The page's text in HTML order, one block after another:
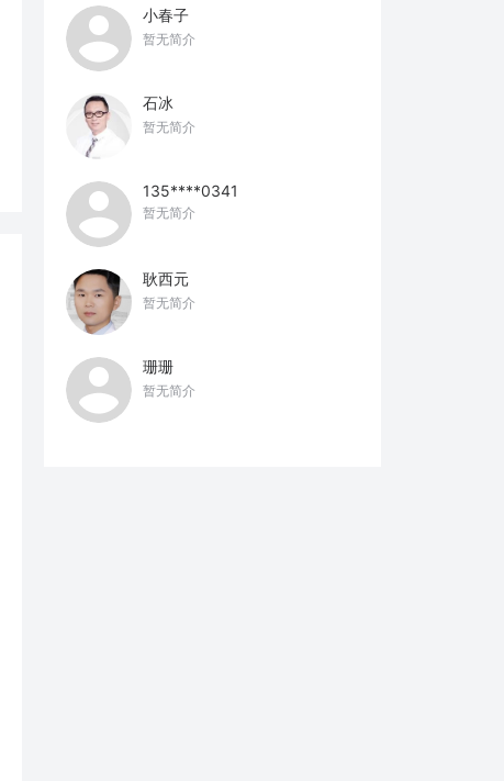
小春子
暂无简介
石冰
暂无简介
135****0341
暂无简介
耿西元
暂无简介
珊珊
暂无简介